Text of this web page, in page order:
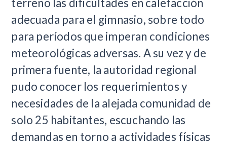
terreno las dificultades en calefacción
adecuada para el gimnasio, sobre todo
para períodos que imperan condiciones
meteorológicas adversas. A su vez y de
primera fuente, la autoridad regional
pudo conocer los requerimientos y
necesidades de la alejada comunidad de
solo 25 habitantes, escuchando las
demandas en torno a actividades físicas